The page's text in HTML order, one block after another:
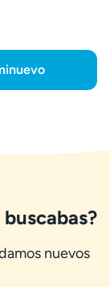
nuevos